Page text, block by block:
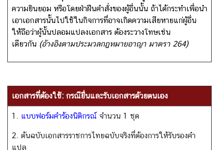
า
ส
น
ใ
ข่
า
ว
|
ป
ร
ความยินยอม หรือโดยฝ่าฝืนคำสั่งของผู้อื่นนั้น ถ้าได้กระทำเพื่อนำ
เอาเอกสารนั้นไปใช้ในกิจการที่อาจเกิดความเสียหายแก่ผู้อื่น
ให้ถือว่าผู้นั้นปลอมแปลงเอกสาร ต้องระวางโทษเช่น
เดียวกัน (อ้างอิงตามประมวลกฎหมายอาญา มาตรา 264)
เอกสารที่ต้องใช้: กรณียื่นและรับเอกสารด้วยตนเอง
1. แบบฟอร์มคำร้องนิติกรณ์ จำนวน 1 ชุด
2. ต้นฉบับเอกสารราชการไทยฉบับจริงที่ต้องการให้รับรองคำ
แปล